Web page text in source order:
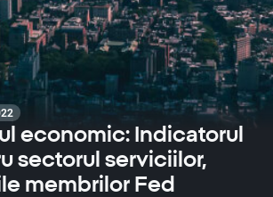
economic: Indicatorul
sectorul serviciilor,
membrilor Fed